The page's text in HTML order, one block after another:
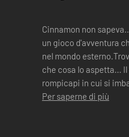
Cinnamon non sapeva...
un gioco d'avventura
nel mondo esterno.Trova nuovi luoghi Cinnamon si
che cosa lo aspetta...
rompicapi in cui si
Cinnamon ha ta...
Per saperne di più